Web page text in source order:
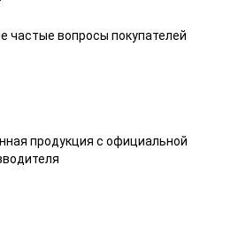
частые вопросы покупателей
продукция с официальной